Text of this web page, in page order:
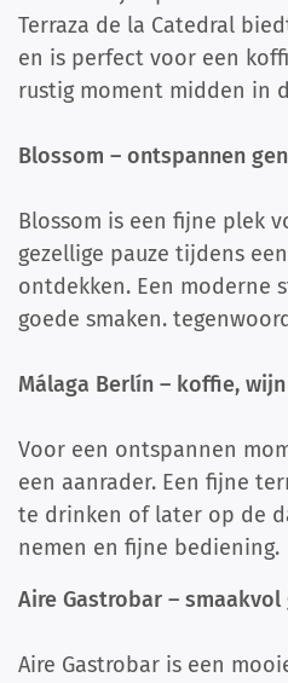
Terraza de la Catedral
en is perfect voor een
rustig moment midden in
Blossom – ontspannen
Blossom is een fijne plek
gezellige pauze tijdens
ontdekken. Een moderne
goede smaken.
Málaga Berlín – koffie,
Voor een ontspannen
een aanrader. Een fijne
te drinken of later op de
nemen en fijne bediening.
Aire Gastrobar –
Aire Gastrobar is een